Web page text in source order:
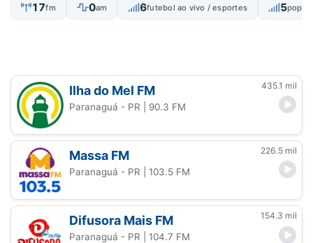
17fm 0am 6futebol ao vivo / esportes 5
Ilha do Mel FM 435.1 mil
Paranaguá - PR | 90.3 FM
Massa FM 226.5 mil
Paranaguá - PR | 103.5 FM
Difusora Mais FM 154.3 mil
Paranaguá - PR | 104.7 FM